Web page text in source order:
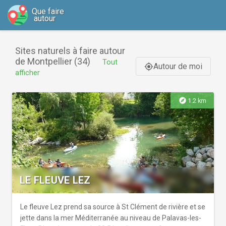
Que faire
autour
Sites naturels à faire autour
de Montpellier (34)
Tout
afficher
gps_fixedAutour de moi
explore 1.2 km
LE FLEUVE LEZ
Le fleuve Lez prend sa source à St Clément de rivière et se
jette dans la mer Méditerranée au niveau de Palavas-les-